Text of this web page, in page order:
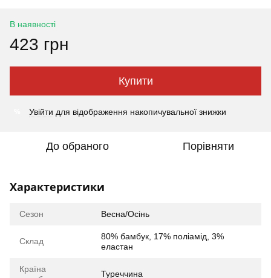
В наявності
423 грн
Купити
Увійти для відображення накопичувальної знижки
До обраного Порівняти
Характеристики
Сезон Весна/Осінь
Склад
80% бамбук, 17% поліамід, 3%
еластан
Країна
Туреччина